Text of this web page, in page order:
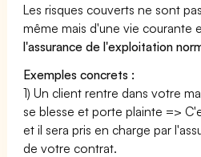
Les risques couverts ne sont
même mais d'une vie courante
l'assurance de l'exploitation
Exemples concrets :
1) Un client rentre dans votre
se blesse et porte plainte =>
et il sera pris en charge par
de votre contrat.